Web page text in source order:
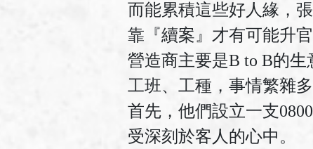
而能累積這些好人緣，
靠『續案』才有可能升
營造商主要是B to B的
工班、工種，事情繁雜
首先，他們設立一支
受深刻於客人的心中。